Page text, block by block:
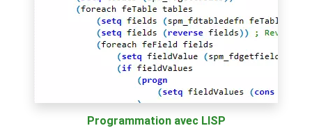
Programmation avec LISP